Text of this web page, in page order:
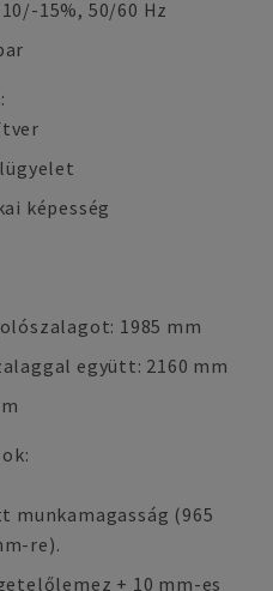
15%, 50/60 Hz
képesség
1985 mm
együtt: 2160 mm
(965
re).
+ 10 mm-es